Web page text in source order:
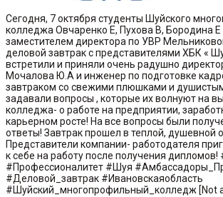
Сегодня, 7 октября студенты Шуйского
колледжа Овчаренко Е, Пухова В, Бородина Е
заместителем директора по УВР
деловой завтрак с представителями ХБК «
встретили и приняли очень радушно
Мочалова Ю.А и инженер по подготовке
завтраком со свежими плюшками и
задавали вопросы , которые их волнуют на
колледжа- о работе на предприятии,
карьерном росте! На все вопросы были
ответы! Завтрак прошел в теплой, душевной
Представители компании- работодателя
к себе на работу после получения
#Профессионалитет #Шуя
#Деловой_завтрак #Ивановскаяобласть
#Шуйский_многопрофильный_колледж [Not